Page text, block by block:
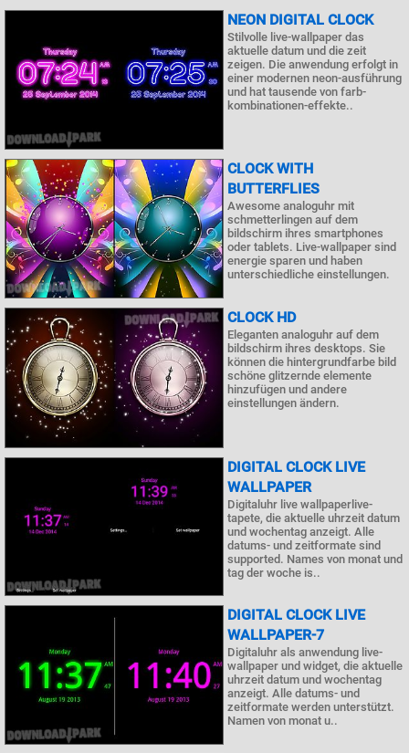
NEON DIGITAL CLOCK
Stilvolle live-wallpaper das
aktuelle datum und die zeit
zeigen. Die anwendung erfolgt in
einer modernen neon-ausführung
und hat tausende von farb-
kombinationen-effekte..
CLOCK WITH
BUTTERFLIES
Awesome analoguhr mit
schmetterlingen auf dem
bildschirm ihres smartphones
oder tablets. Live-wallpaper sind
energie sparen und haben
unterschiedliche einstellungen.
CLOCK HD
Eleganten analoguhr auf dem
bildschirm ihres desktops. Sie
können die hintergrundfarbe bild
schöne glitzernde elemente
hinzufügen und andere
einstellungen ändern.
DIGITAL CLOCK LIVE
WALLPAPER
Digitaluhr live wallpaperlive-
tapete, die aktuelle uhrzeit datum
und wochentag anzeigt. Alle
datums- und zeitformate sind
supported. Names von monat und
tag der woche is..
DIGITAL CLOCK LIVE
WALLPAPER-7
Digitaluhr als anwendung live-
wallpaper und widget, die aktuelle
uhrzeit datum und wochentag
anzeigt. Alle datums- und
zeitformate werden unterstützt.
Namen von monat u..